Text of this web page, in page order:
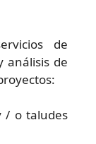
de
análisis de
/ o taludes